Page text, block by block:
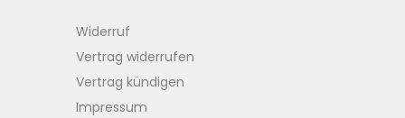
Widerruf
Vertrag widerrufen
Vertrag kündigen
Impressum